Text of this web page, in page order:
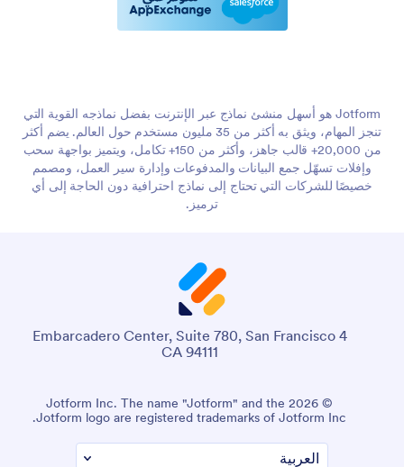
Jotform هو أسهل منشئ نماذج عبر الإنترنت بفضل نماذجه القوية التي
تنجز المهام، ويثق به أكثر من 35 مليون مستخدم حول العالم. يضم أكثر
من 20,000+ قالب جاهز، وأكثر من 150+ تكامل، ويتميز بواجهة سحب
وإفلات تسهّل جمع البيانات والمدفوعات وإدارة سير العمل، ومصمم
خصيصًا للشركات التي تحتاج إلى نماذج احترافية دون الحاجة إلى أي
ترميز.
4 Embarcadero Center, Suite 780, San Francisco
CA 94111
© 2026 Jotform Inc. The name "Jotform" and the
Jotform logo are registered trademarks of Jotform Inc.